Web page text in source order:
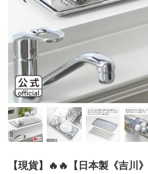
【現貨】🔥🔥【日本製《吉川